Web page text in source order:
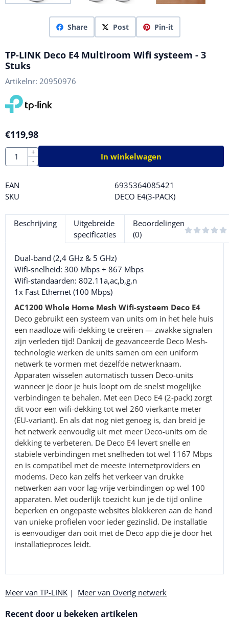
Share Post Pin-it
TP-LINK Deco E4 Multiroom Wifi systeem - 3
Stuks
Artikelnr: 20950976
€119,98
Aantal
+
-
In winkelwagen
EAN
6935364085421
SKU
DECO E4(3-PACK)
Beschrijving
Uitgebreide
specificaties
Beoordelingen
(0)
Dual-band (2,4 GHz & 5 GHz)
Wifi-snelheid: 300 Mbps + 867 Mbps
Wifi-standaarden: 802.11a,ac,b,g,n
1x Fast Ethernet (100 Mbps)
AC1200 Whole Home Mesh Wifi-systeem Deco E4
Deco gebruikt een systeem van units om in het hele huis
een naadloze wifi-dekking te creëren — zwakke signalen
zijn verleden tijd! Dankzij de geavanceerde Deco Mesh-
technologie werken de units samen om een uniform
netwerk te vormen met dezelfde netwerknaam.
Apparaten wisselen automatisch tussen Deco-units
wanneer je door je huis loopt om de snelst mogelijke
verbindingen te behalen. Met een Deco E4 (2-pack) zorgt
dit voor een wifi-dekking tot wel 260 vierkante meter
(EU-variant). En als dat nog niet genoeg is, dan breid je
het netwerk eenvoudig uit met meer Deco-units om de
dekking te verbeteren. De Deco E4 levert snelle en
stabiele verbindingen met snelheden tot wel 1167 Mbps
en is compatibel met de meeste internetproviders en
modems. Deco kan zelfs het verkeer van drukke
netwerken aan voor lag-vrije verbindingen op wel 100
apparaten. Met ouderlijk toezicht kun je de tijd online
beperken en ongepaste websites blokkeren aan de hand
van unieke profielen voor ieder gezinslid. De installatie
is eenvoudiger dan ooit met de Deco app die je door het
installatieproces leidt.
Meer van TP-LINK | Meer van Overig netwerk
Recent door u bekeken artikelen